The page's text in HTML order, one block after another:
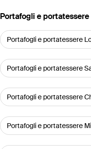
‪Portafogli e
Portafogli e portatessere
Portafogli e portatessere
Portafogli e portatessere
Portafogli e portatessere